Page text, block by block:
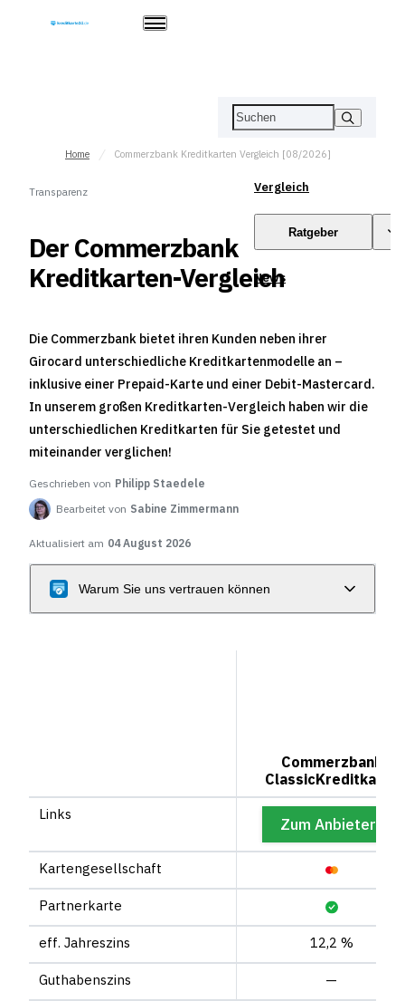
Vergleich
Ratgeber
News
Home Commerzbank Kreditkarten Vergleich [08/2026]
Transparenz
Der Commerzbank
Kreditkarten-Vergleich
Die Commerzbank bietet ihren Kunden neben ihrer
Girocard unterschiedliche Kreditkartenmodelle an –
inklusive einer Prepaid-Karte und einer Debit-Mastercard.
In unserem großen Kreditkarten-Vergleich haben wir die
unterschiedlichen Kreditkarten für Sie getestet und
miteinander verglichen!
Geschrieben von Philipp Staedele
Bearbeitet von Sabine Zimmermann
Aktualisiert am 04 August 2026
Warum Sie uns vertrauen können
Commerzbank
ClassicKreditkarte
Links
Zum Anbieter
Kartengesellschaft
Partnerkarte
eff. Jahreszins 12,2 %
Guthabenszins —